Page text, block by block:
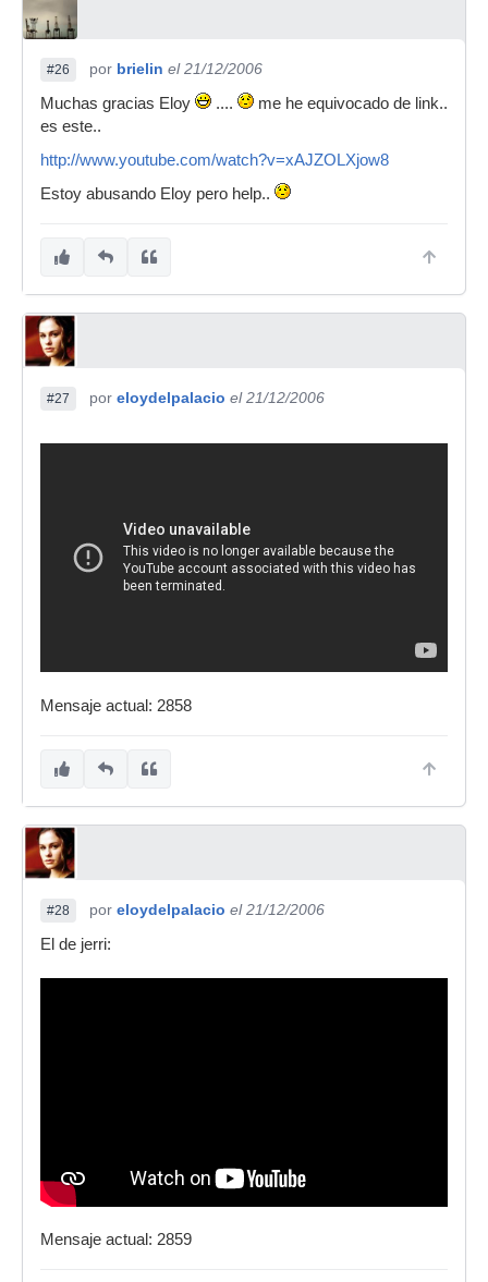
#26 por brielin el 21/12/2006
Muchas gracias Eloy
....
me he equivocado de link..
es este..
http://www.youtube.com/watch?v=xAJZOLXjow8
Estoy abusando Eloy pero help..
#27 por eloydelpalacio el 21/12/2006
Mensaje actual: 2858
#28 por eloydelpalacio el 21/12/2006
El de jerri:
Mensaje actual: 2859